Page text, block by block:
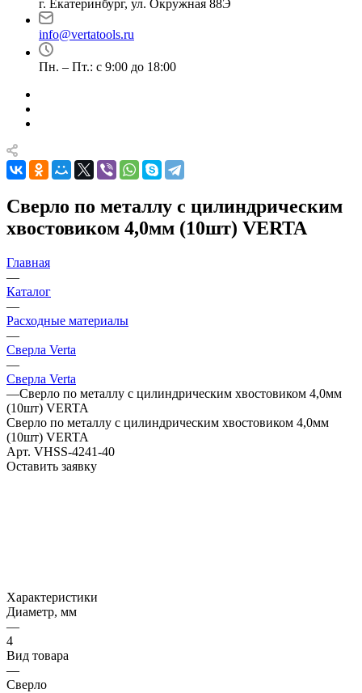
г. Екатеринбург, ул. Окружная 88Э
info@vertatools.ru
Пн. – Пт.: с 9:00 до 18:00
Сверло по металлу с цилиндрическим
хвостовиком 4,0мм (10шт) VERTA
Главная
—
Каталог
—
Расходные материалы
—
Сверла Verta
—
Сверла Verta
—Сверло по металлу с цилиндрическим хвостовиком 4,0мм
(10шт) VERTA
Сверло по металлу с цилиндрическим хвостовиком 4,0мм
(10шт) VERTA
Арт. VHSS-4241-40
Оставить заявку
Характеристики
Диаметр, мм
—
4
Вид товара
—
Сверло